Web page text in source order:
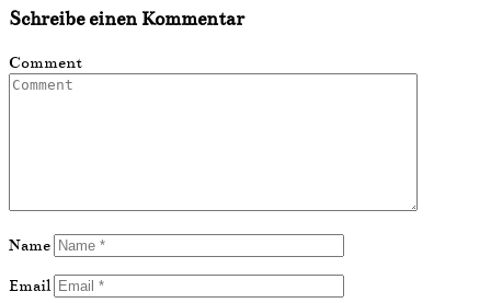
Schreibe einen Kommentar
Comment
Name
Email